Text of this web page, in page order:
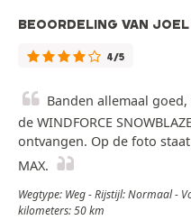
BEOORDELING VAN
4/5
Banden allemaal
de WINDFORCE
ontvangen. Op de foto
MAX.
Wegtype: Weg - Rijstijl: Normaal -
kilometers: 50 km